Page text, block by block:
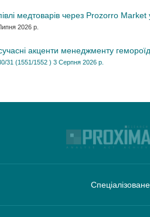
медтоварів через Prozorro Market
2026 р.
акценти менеджменту
31 (1551/1552 ) 3 Серпня 2026 р.